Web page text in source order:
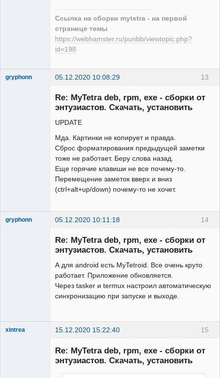
Ссылка на сборки mytetra - на первой
странице темы
https://webhamster.ru/punbb/viewtopic.php?
id=198
13
gryphonn 05.12.2020 10:08:29
Re: MyTetra deb, rpm, exe - сборки от
энтузиастов. Скачать, установить
UPDATE
Мда. Картинки не копирует и правда.
Сброс форматирования предыдущей заметки
тоже не работает. Беру слова назад.
Еще горячие клавиши не все почему-то.
Перемещение заметок вверх и вниз
(ctrl+alt+up/down) почему-то не хочет.
14
gryphonn 05.12.2020 10:11:18
Re: MyTetra deb, rpm, exe - сборки от
энтузиастов. Скачать, установить
А для android есть MyTetroid. Все очень круто
работает. Приложение обновляется.
Через tasker и termux настроил автоматическую
синхронизацию при запуске и выходе.
15
xintrea 15.12.2020 15:22:40
Re: MyTetra deb, rpm, exe - сборки от
энтузиастов. Скачать, установить